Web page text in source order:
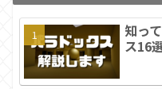
知っ
ス16